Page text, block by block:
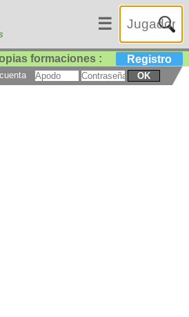
☰
formaciones : Registro
OK